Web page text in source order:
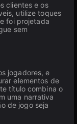
clientes e os
utilize toques
foi projetada
sem
jogadores, e
elementos de
título combina o
uma narrativa
de jogo seja